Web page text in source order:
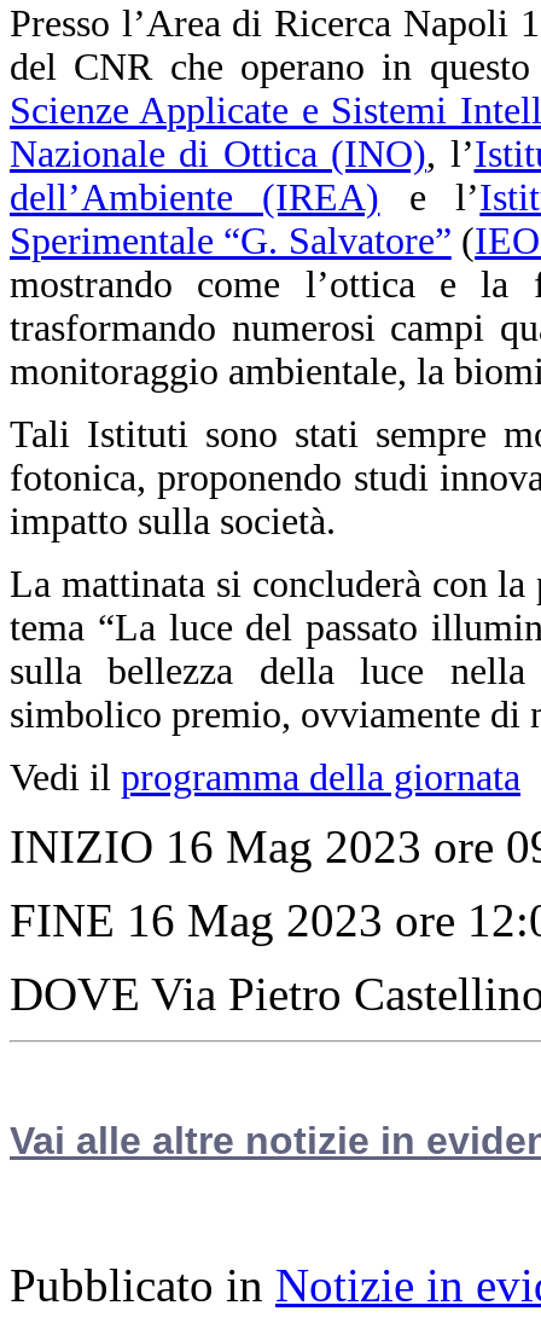
Presso l’Area di Ricerca
del CNR che operano in
Scienze Applicate e Sistemi
Nazionale di Ottica (INO), l’
dell’Ambiente (IREA) e l’
Sperimentale “G. Salvatore” (
mostrando come l’ottica e la
trasformando numerosi campi
monitoraggio ambientale, la
Tali Istituti sono stati sempre
fotonica, proponendo studi
impatto sulla società.
La mattinata si concluderà con
tema “La luce del passato
sulla bellezza della luce nella
simbolico premio, ovviamente di
Vedi il programma della giornata
INIZIO 16 Mag 2023 ore
FINE 16 Mag 2023 ore
DOVE Via Pietro
Vai alle altre notizie in
Pubblicato in Notizie in